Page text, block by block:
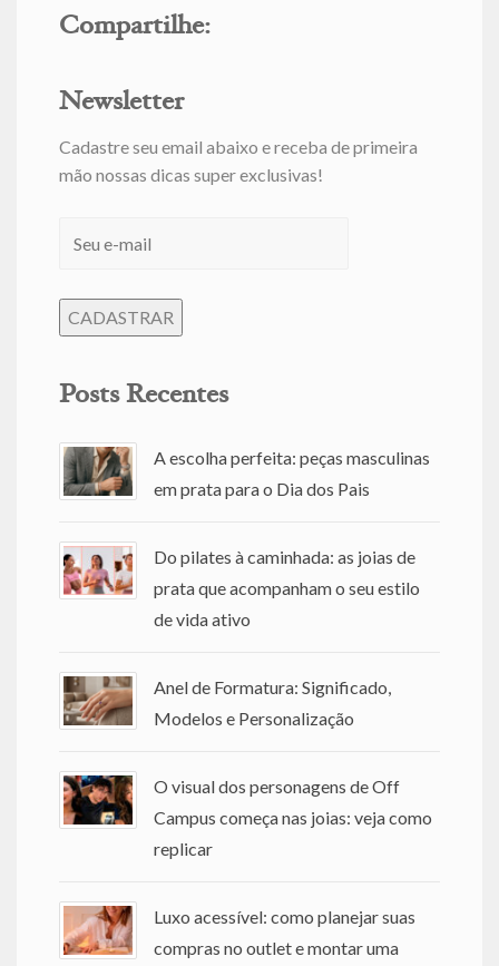
Compartilhe:
Newsletter
Cadastre seu email abaixo e receba de primeira
mão nossas dicas super exclusivas!
Posts Recentes
A escolha perfeita: peças masculinas
em prata para o Dia dos Pais
Do pilates à caminhada: as joias de
prata que acompanham o seu estilo
de vida ativo
Anel de Formatura: Significado,
Modelos e Personalização
O visual dos personagens de Off
Campus começa nas joias: veja como
replicar
Luxo acessível: como planejar suas
compras no outlet e montar uma